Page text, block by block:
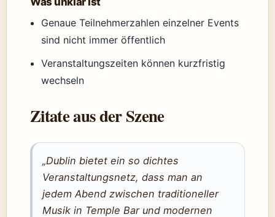
Genaue Teilnehmerzahlen einzelner Events
sind nicht immer öffentlich
Veranstaltungszeiten können kurzfristig
wechseln
Zitate aus der Szene
„Dublin bietet ein so dichtes
Veranstaltungsnetz, dass man an
jedem Abend zwischen traditioneller
Musik in Temple Bar und modernen